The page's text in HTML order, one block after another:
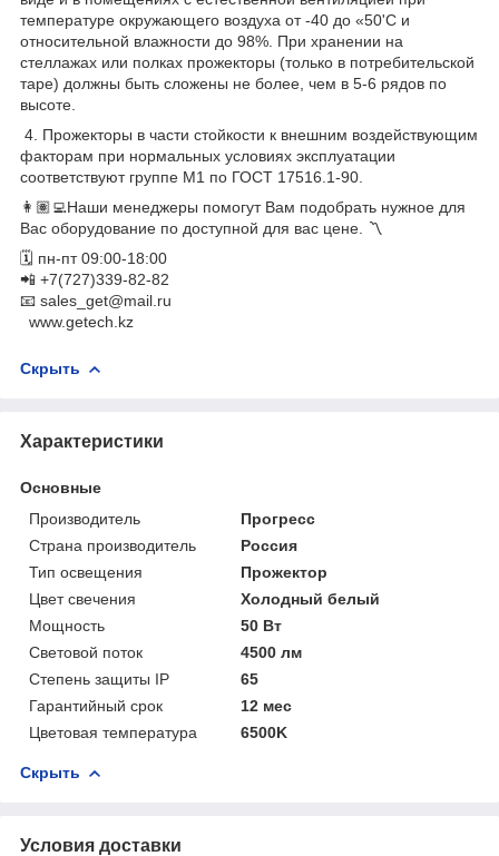
температуре окружающего воздуха от -40 до «50'С и
относительной влажности до 98%. При хранении на
стеллажах или полках прожекторы (только в потребительской
таре) должны быть сложены не более, чем в 5-6 рядов по
высоте.
4. Прожекторы в части стойкости к внешним воздействующим
факторам при нормальных условиях эксплуатации
соответствуют группе М1 по ГОСТ 17516.1-90.
👩🏽‍💻Наши менеджеры помогут Вам подобрать нужное для
Вас оборудование по доступной для вас цене. 〽️
🗓 пн-пт 09:00-18:00
📲 +7(727)339-82-82
📧 sales_get@mail.ru
www.getech.kz
Скрыть
Характеристики
Основные
Производитель
Прогресс
Страна производитель
Россия
Тип освещения
Прожектор
Цвет свечения
Холодный белый
Мощность
50 Вт
Световой поток
4500 лм
Степень защиты IP
65
Гарантийный срок
12 мес
Цветовая температура
6500K
Скрыть
Условия доставки